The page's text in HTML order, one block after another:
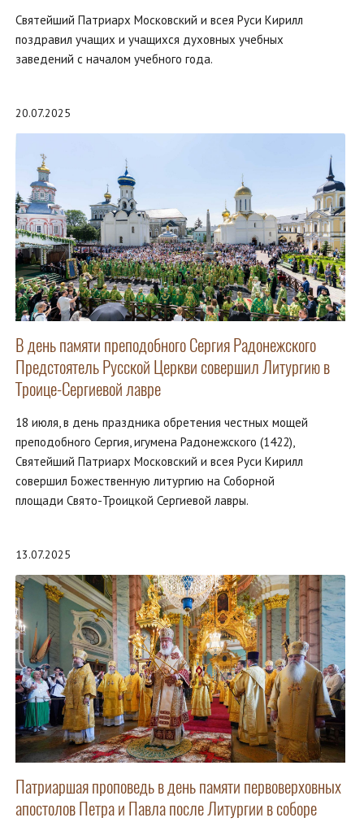
Святейший Патриарх Московский и всея Руси Кирилл
поздравил учащих и учащихся духовных учебных
заведений с началом учебного года.
20.07.2025
В день памяти преподобного Сергия Радонежского
Предстоятель Русской Церкви совершил Литургию в
Троице-Сергиевой лавре
18 июля, в день праздника обретения честных мощей
преподобного Сергия, игумена Радонежского (1422),
Святейший Патриарх Московский и всея Руси Кирилл
совершил Божественную литургию на Соборной
площади Свято-Троицкой Сергиевой лавры.
13.07.2025
Патриаршая проповедь в день памяти первоверховных
апостолов Петра и Павла после Литургии в соборе